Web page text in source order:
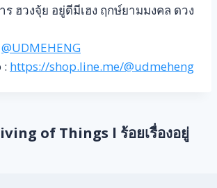
ฮวงจุ้ย อยู่ดีมีเฮง ฤกษ์ยามมงคล ดวง
@UDMEHENG
: https://shop.line.me/@udmeheng
of Things l ร้อยเรื่องอยู่